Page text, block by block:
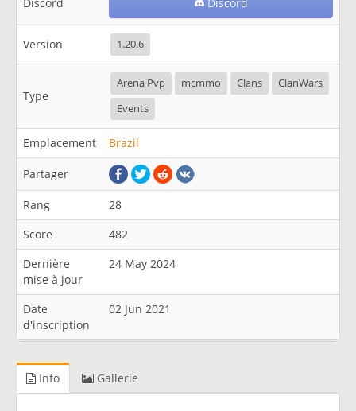
Version 1.20.6
Type
Arena Pvp mcmmo Clans
ClanWars
Events
Emplacement Brazil
Partager
Rang
28
Score
482
Dernière
mise à jour
24 May 2024
Date
d'inscription
02 Jun 2021
Info Gallerie